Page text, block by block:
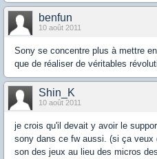
benfun
10 août 2011
Sony se concentre plus à mettre
que de réaliser de véritables
Shin_K
10 août 2011
je crois qu'il devait y avoir le
sony dans ce fw aussi. (si ça veux
son des jeux au lieu des micros